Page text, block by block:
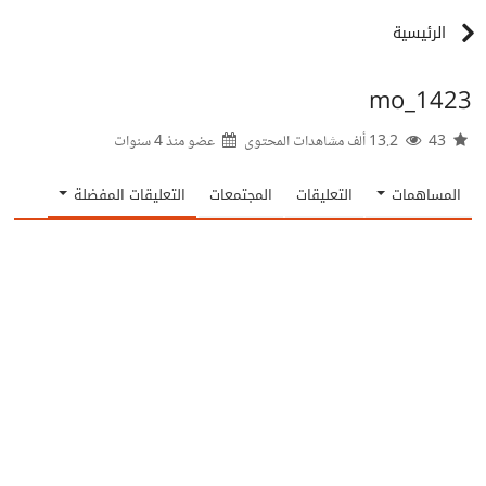
الرئيسية
mo_1423
عضو منذ4 سنوات
المساهمات التعليقات المجتمعات التعليقات المفضلة